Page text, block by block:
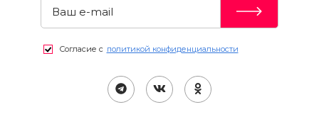
Согласие с политикой конфиденциальности